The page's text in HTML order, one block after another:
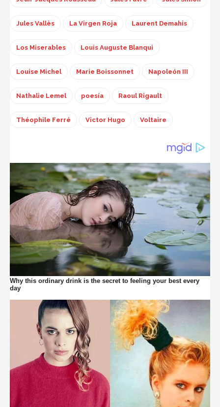
Jules Vallès La Virgen Roja Laurent Demahis
Los Miserables Louis Auguste Blanqui
Louise Michel Marie Boissonnet Napoleón III
Nathalie Lemel poesía Raoul Rigault
Théophile Ferré Victor Hugo Voltaire